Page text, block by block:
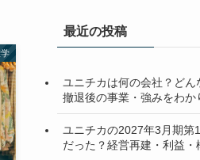
最近の投稿
ユニチカは何の会社？ど
撤退後の事業・強みをわか
ユニチカの2027年3月期第
だった？経営再建・利益・